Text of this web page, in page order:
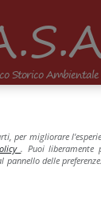
Storico Ambientale
per migliorare
. Puoi liberamente
delle